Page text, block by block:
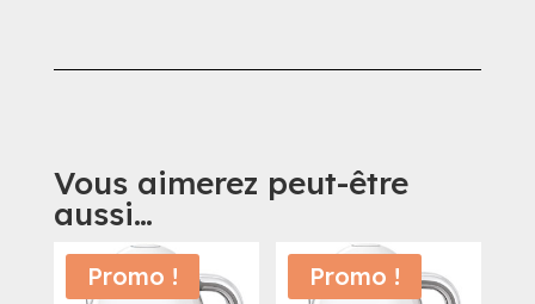
Vous aimerez peut-être
aussi…
Promo ! Promo !